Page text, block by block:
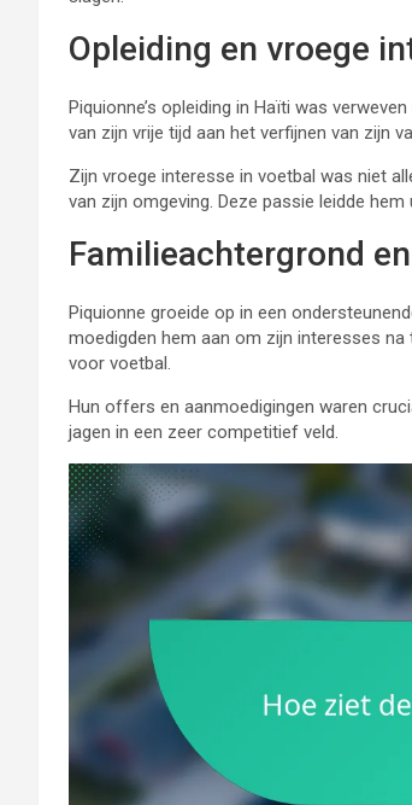
Opleiding en vroege
Piquionne’s opleiding in Haïti was
van zijn vrije tijd aan het verfijnen van zijn
Zijn vroege interesse in voetbal was niet
van zijn omgeving. Deze passie leidde
Familieachtergrond
Piquionne groeide op in een
moedigden hem aan om zijn interesses
voor voetbal.
Hun offers en aanmoedigingen waren
jagen in een zeer competitief veld.